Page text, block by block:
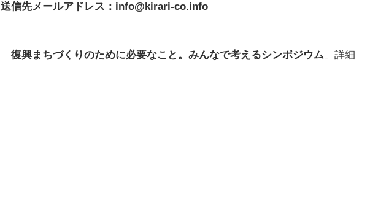
送信先メールアドレス：info@kirari-co.info
「 復興まちづくりのために必要なこと。みんなで考えるシンポジウム 」詳細